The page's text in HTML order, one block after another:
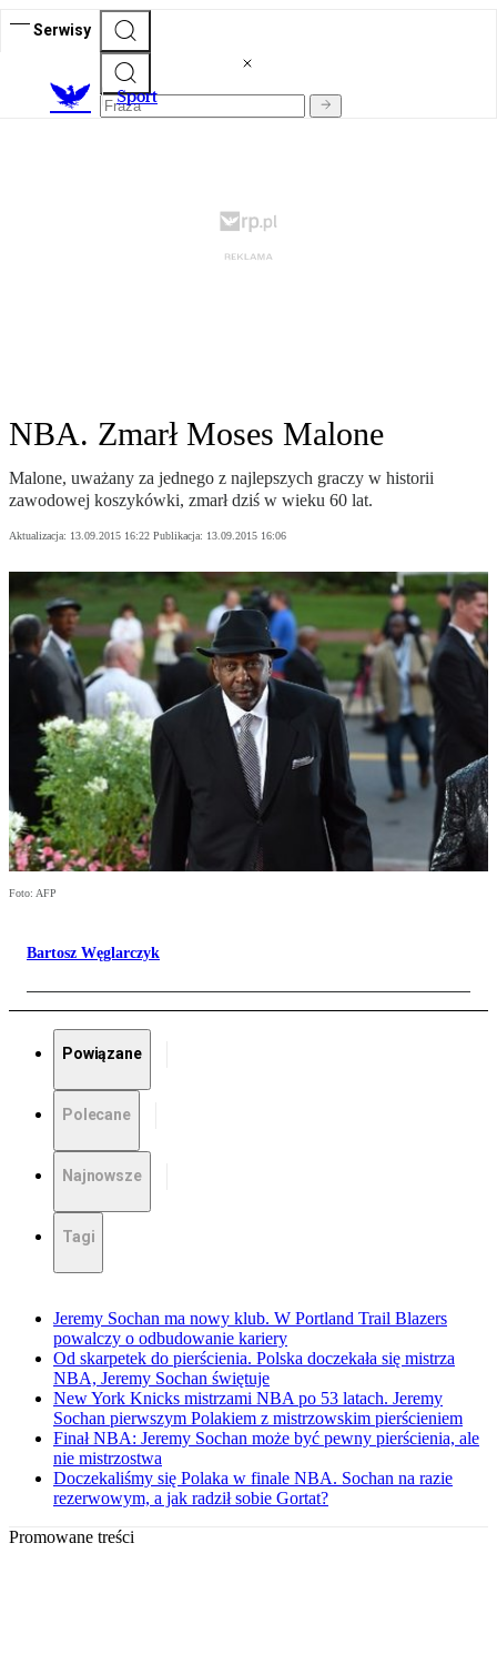
Serwisy
Sport
NBA. Zmarł Moses Malone
Malone, uważany za jednego z najlepszych graczy w historii
zawodowej koszykówki, zmarł dziś w wieku 60 lat.
Aktualizacja: 13.09.2015 16:22 Publikacja: 13.09.2015 16:06
Foto: AFP
Bartosz Węglarczyk
Powiązane
Polecane
Najnowsze
Tagi
Jeremy Sochan ma nowy klub. W Portland Trail Blazers
powalczy o odbudowanie kariery
Od skarpetek do pierścienia. Polska doczekała się mistrza
NBA, Jeremy Sochan świętuje
New York Knicks mistrzami NBA po 53 latach. Jeremy
Sochan pierwszym Polakiem z mistrzowskim pierścieniem
Finał NBA: Jeremy Sochan może być pewny pierścienia, ale
nie mistrzostwa
Doczekaliśmy się Polaka w finale NBA. Sochan na razie
rezerwowym, a jak radził sobie Gortat?
Promowane treści